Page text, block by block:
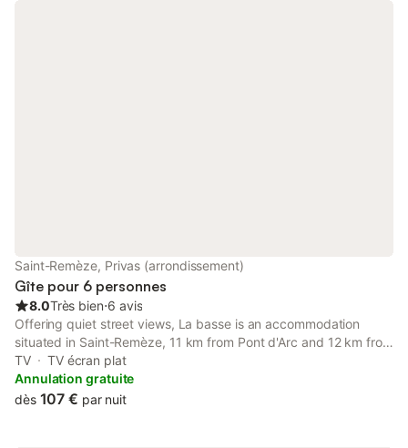
Saint-Remèze, Privas (arrondissement)
Gîte pour 6 personnes
8.0Très bien⋅6 avis
Offering quiet street views, La basse is an accommodation
situated in Saint-Remèze, 11 km from Pont d'Arc and 12 km from
Chauvet Cave.
TV
TV écran plat
Annulation gratuite
dès 107 € par nuit